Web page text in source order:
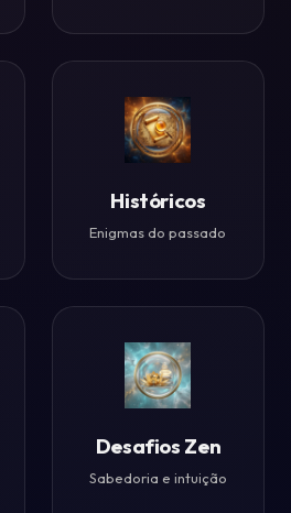
Históricos
Enigmas do passado
Desafios Zen
Sabedoria e intuição